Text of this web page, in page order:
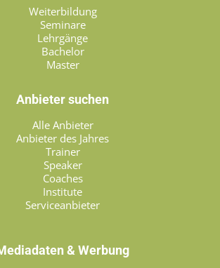
Weiterbildung
Seminare
Lehrgänge
Bachelor
Master
Anbieter suchen
Alle Anbieter
Anbieter des Jahres
Trainer
Speaker
Coaches
Institute
Serviceanbieter
& Werbung